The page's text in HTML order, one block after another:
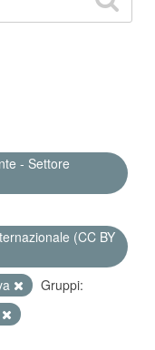
- Settore
(CC BY
Gruppi: